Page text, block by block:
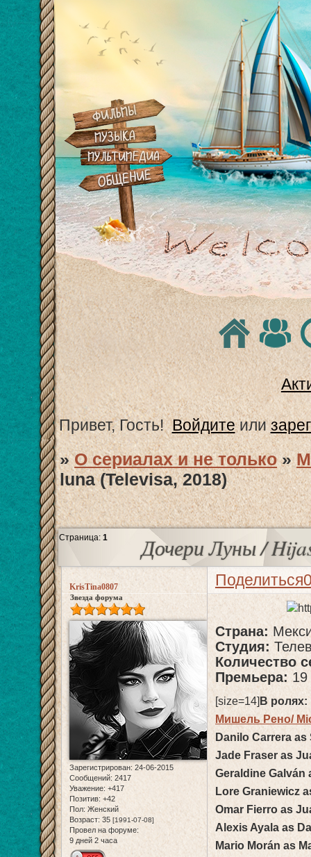
Привет, Гость! Войдитеили
»О сериалах и не только »
luna (Televisa, 2018)
Дочери Луны /
Страница:1
Поделиться
KrisTina0807
Звезда форума
Зарегистрирован: 24-06-2015
Сообщений: 2417
Уважение: +417
Позитив: +42
Пол: Женский
Возраст: 35 [1991-07-08]
Провел на форуме:
9 дней 2 часа
Страна:
Студия:
Количество
Премьера:
[size=14] В ролях:
Мишель Рено/
Danilo Carrera
Jade Fraser as
Geraldine Galván
Lore Graniewicz
Omar Fierro as
Alexis Ayala as
Mario Morán as